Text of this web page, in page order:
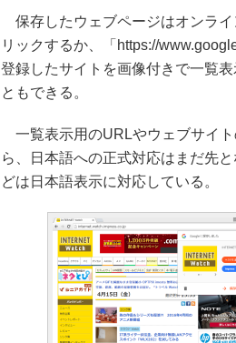
保存したウェブページはオンライ
リックするか、「https://
登録したサイトを画像付きで一覧
ともできる。
一覧表示用のURLやウェブサイ
ら、日本語への正式対応はまだ先
どは日本語表示に対応している。